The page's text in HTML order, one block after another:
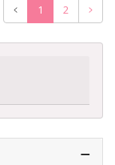
Précédent
1 2